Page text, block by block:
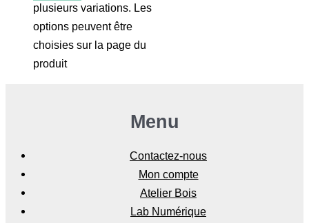
plusieurs variations. Les
options peuvent être
choisies sur la page du
produit
Menu
Contactez-nous
Mon compte
Atelier Bois
Lab Numérique